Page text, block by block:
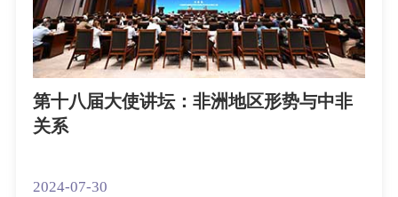
第十八届大使讲坛：非洲地区形势与中非
关系
2024-07-30